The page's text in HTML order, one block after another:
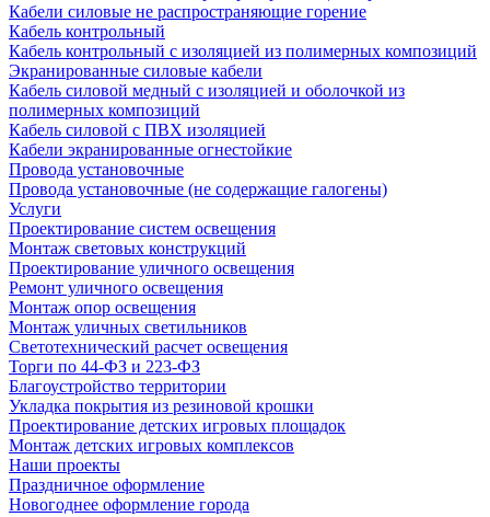
Кабели силовые не распространяющие горение
Кабель контрольный
Кабель контрольный с изоляцией из полимерных композиций
Экранированные силовые кабели
Кабель силовой медный с изоляцией и оболочкой из
полимерных композиций
Кабель силовой с ПВХ изоляцией
Кабели экранированные огнестойкие
Провода установочные
Провода установочные (не содержащие галогены)
Услуги
Проектирование систем освещения
Монтаж световых конструкций
Проектирование уличного освещения
Ремонт уличного освещения
Монтаж опор освещения
Монтаж уличных светильников
Светотехнический расчет освещения
Торги по 44-ФЗ и 223-ФЗ
Благоустройство территории
Укладка покрытия из резиновой крошки
Проектирование детских игровых площадок
Монтаж детских игровых комплексов
Наши проекты
Праздничное оформление
Новогоднее оформление города